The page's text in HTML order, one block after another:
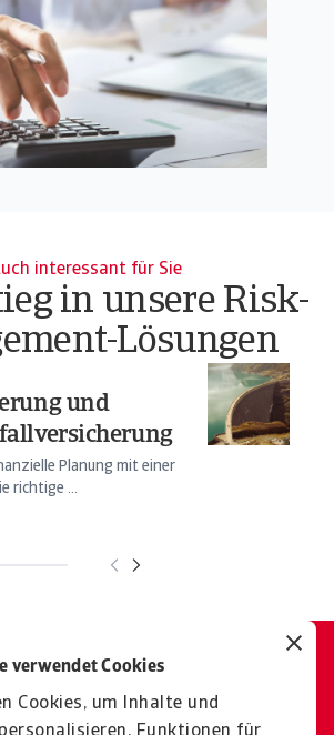
verwendet Cookies
Cookies, um Inhalte und
interessant für Sie
in unsere Risk-
Lösungen
und
Planung mit einer
richtige ...
Wir sind für Sie da
heraus, wie Sie die